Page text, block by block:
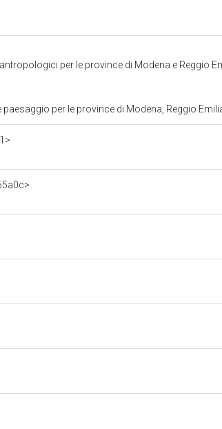
per le province di Modena e Reggio
per le province di Modena, Reggio